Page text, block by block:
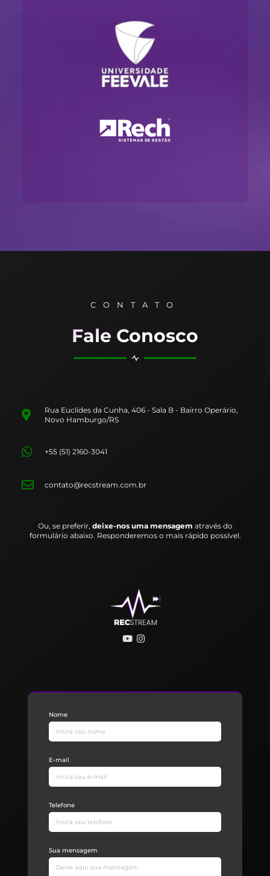
CONTATO
Fale Conosco
Rua Euclídes da Cunha, 406 - Sala B - Bairro Operário,
Novo Hamburgo/RS
+55 (51) 2160-3041
contato@recstream.com.br
Ou, se preferir, deixe-nos uma mensagem através do
formulário abaixo. Responderemos o mais rápido possível.
Nome
E-mail
Telefone
Sua mensagem